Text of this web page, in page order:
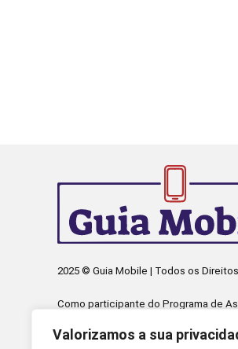
Valorizamos a sua
2025 © Guia Mobile | Todos os
Como participante do Programa de
pelas compras qualificadas